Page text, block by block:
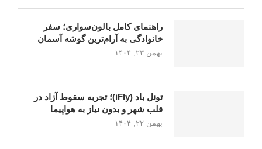
راهنمای کامل بالون‌سواری؛ سفر
خانوادگی به آرام‌ترین گوشه آسمان
بهمن ۲۳, ۱۴۰۴
تونل باد (iFly)؛ تجربه سقوط آزاد در
قلب شهر و بدون نیاز به هواپیما
بهمن ۲۲, ۱۴۰۴